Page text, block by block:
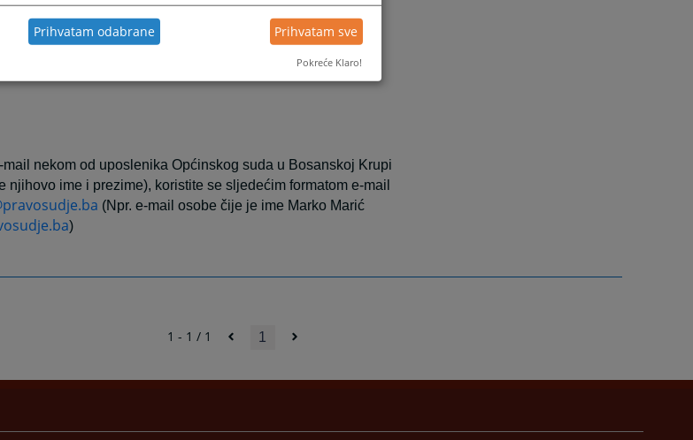
https://opsud-
bosanskakrupa.pravosudje.ba
nekom od uposlenika Općinskog suda u Bosanskoj Krupi
njihovo ime i prezime), koristite se sljedećim formatom e-mail
(Npr. e-mail osobe čije je ime Marko Marić
)
1 - 1 / 1 1
Prihvatam odabrane Prihvatam sve
Pokreće Klaro!